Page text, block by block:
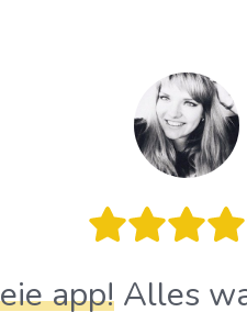
app! Alles